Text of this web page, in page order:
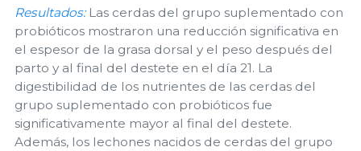
Resultados:Las cerdas del grupo suplementado con
probióticos mostraron una reducción significativa en
el espesor de la grasa dorsal y el peso después del
parto y al final del destete en el día 21. La
digestibilidad de los nutrientes de las cerdas del
grupo suplementado con probióticos fue
significativamente mayor al final del destete.
Además, los lechones nacidos de cerdas del grupo